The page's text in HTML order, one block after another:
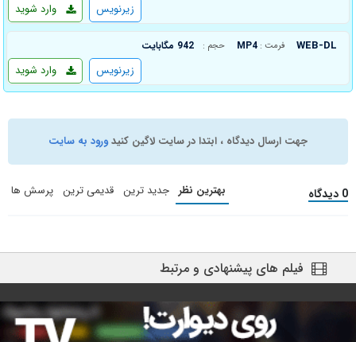
وارد شوید زیرنویس
WEB-DL فرمت : MP4 حجم : 942 مگابایت
وارد شوید زیرنویس
جهت ارسال دیدگاه ، ابتدا در سایت لاگین کنیدورود به سایت
0 دیدگاه بهترین نظر جدید ترین قدیمی ترین پرسش ها
فیلم های پیشنهادی و مرتبط